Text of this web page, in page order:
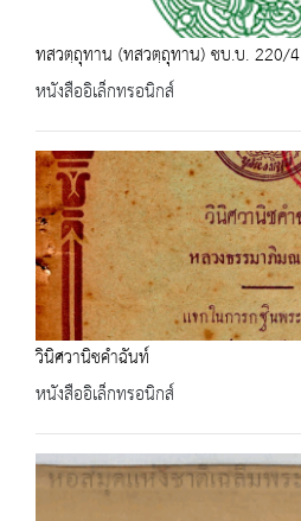
ทสวตฺถุทาน (ทสวตฺถุทาน) ชบ.บ. 220/4
หนังสืออิเล็กทรอนิกส์
วินิศวานิชคำฉันท์
หนังสืออิเล็กทรอนิกส์